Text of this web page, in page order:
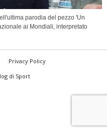
parodia del pezzo 'Un
ai Mondiali, interpretato
Privacy Policy
di Sport